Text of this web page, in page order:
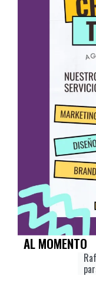
AL MOMENTO